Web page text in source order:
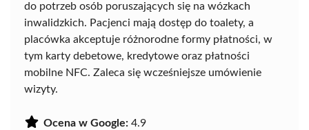
do potrzeb osób poruszających się na wózkach
inwalidzkich. Pacjenci mają dostęp do toalety, a
placówka akceptuje różnorodne formy płatności, w
tym karty debetowe, kredytowe oraz płatności
mobilne NFC. Zaleca się wcześniejsze umówienie
wizyty.
Ocena w Google: 4.9